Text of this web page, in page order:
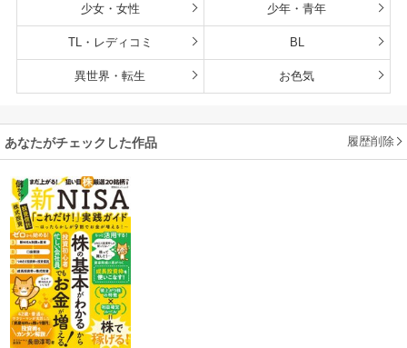
少女・女性 少年・青年
TL・レディコミ BL
異世界・転生 お色気
あなたがチェックした作品 履歴削除